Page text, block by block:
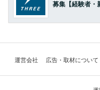
募集【経験者・
運営会社 広告・取材について